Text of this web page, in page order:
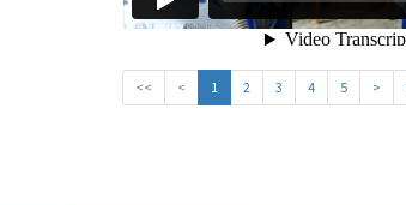
<< < 1 2 3 4 5 >